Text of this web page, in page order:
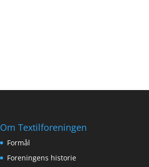
Om Textilforeningen
Formål
Foreningens historie